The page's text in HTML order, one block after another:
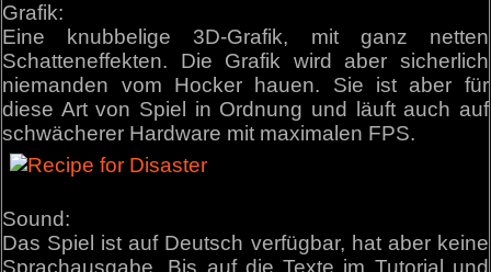
Grafik:
Eine knubbelige 3D-Grafik, mit ganz netten
Schatteneffekten. Die Grafik wird aber sicherlich
niemanden vom Hocker hauen. Sie ist aber für
diese Art von Spiel in Ordnung und läuft auch auf
schwächerer Hardware mit maximalen FPS.
Sound:
Das Spiel ist auf Deutsch verfügbar, hat aber keine
Sprachausgabe. Bis auf die Texte im Tutorial und